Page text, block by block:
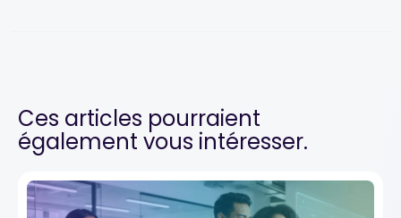
Ces articles pourraient
également vous intéresser.